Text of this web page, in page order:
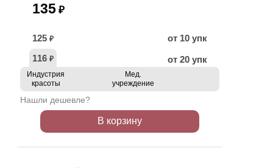
135 ₽
125 ₽
от 10 упк
116 ₽ от 20 упк
Индустрия
красоты
Мед.
учреждение
Нашли дешевле?
В корзину